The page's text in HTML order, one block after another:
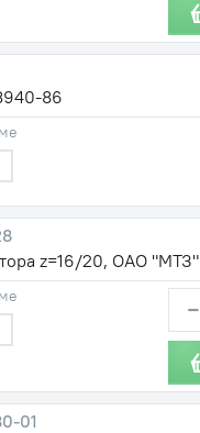
86
z=16/20, ОАО "МТЗ"
−
01